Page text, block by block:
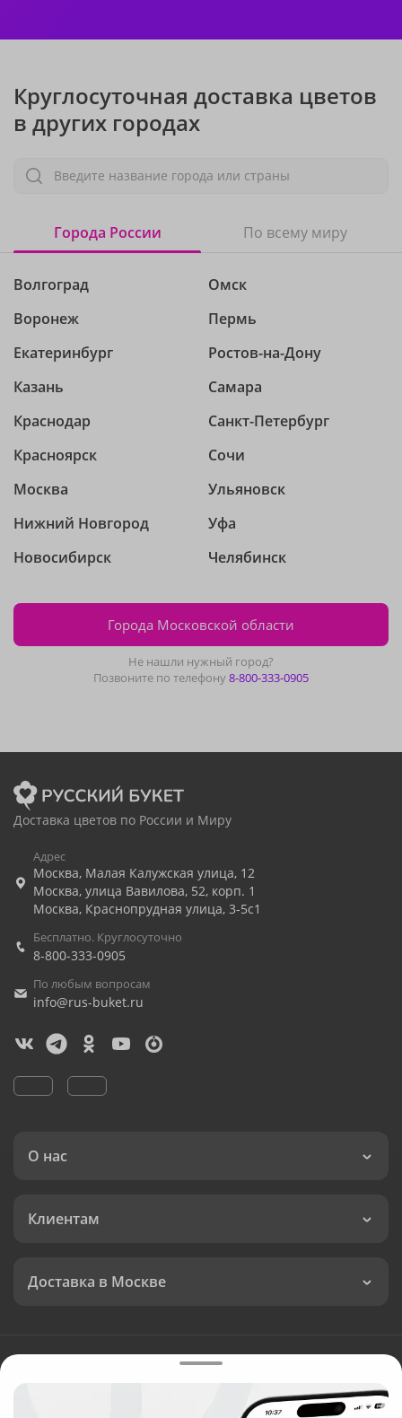
Круглосуточная доставка цветов
в других городах
Введите название города или страны
Города России По всему миру
Волгоград
Воронеж
Екатеринбург
Казань
Краснодар
Красноярск
Москва
Нижний Новгород
Новосибирск
Омск
Пермь
Ростов-на-Дону
Самара
Санкт-Петербург
Сочи
Ульяновск
Уфа
Челябинск
Города Московской области
Не нашли нужный город?
Позвоните по телефону8-800-333-0905
Доставка цветов по России и Миру
Адрес
Москва, Малая Калужская улица, 12
Москва, улица Вавилова, 52, корп. 1
Москва, Краснопрудная улица, 3-5с1
Бесплатно. Круглосуточно
8-800-333-0905
По любым вопросам
info@rus-buket.ru
О нас
Клиентам
Доставка в Москве
Валюта: